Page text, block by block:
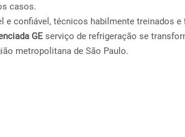
casos.
e confiável, técnicos habilmente treinados e
GE serviço de refrigeração se
metropolitana de São Paulo.